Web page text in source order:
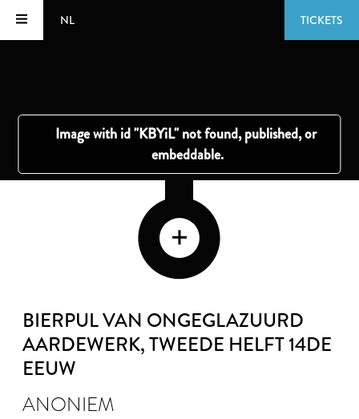
NL TICKETS
BIERPUL VAN ONGEGLAZUURD
AARDEWERK, TWEEDE HELFT 14DE
EEUW
ANONIEM